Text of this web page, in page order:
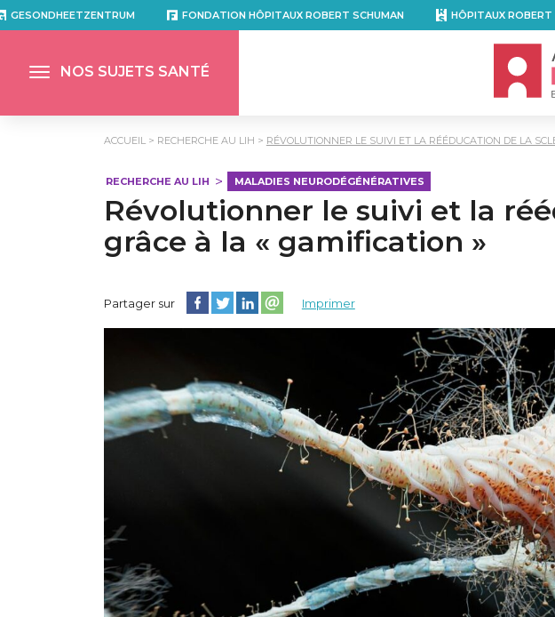
GESONDHEETZENTRUM FONDATION HÔPITAUX ROBERT SCHUMAN HÔPITAUX ROBERT
NOS SUJETS SANTÉ
ACCUEIL RECHERCHE AU LIH RÉVOLUTIONNER LE SUIVI ET LA RÉÉDUCATION DE LA
RECHERCHE AU LIH MALADIES NEURODÉGÉNÉRATIVES
Révolutionner le suivi et la
grâce à la « gamification »
Partager sur Partager cette page sur Facebook
Partager cette page sur Twitter
Partager cette page sur LinkedIn
Partager cette page sur email
Imprimer